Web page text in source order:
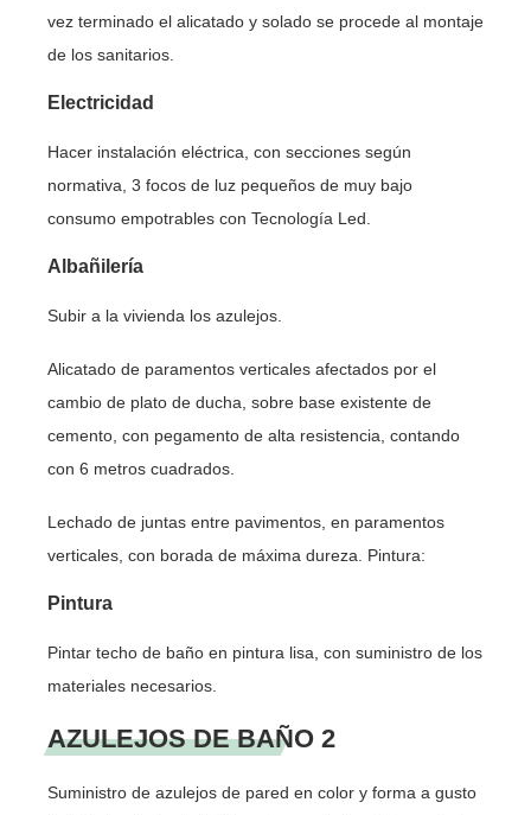
vez terminado el alicatado y solado se procede al montaje
de los sanitarios.
Electricidad
Hacer instalación eléctrica, con secciones según
normativa, 3 focos de luz pequeños de muy bajo
consumo empotrables con Tecnología Led.
Albañilería
Subir a la vivienda los azulejos.
Alicatado de paramentos verticales afectados por el
cambio de plato de ducha, sobre base existente de
cemento, con pegamento de alta resistencia, contando
con 6 metros cuadrados.
Lechado de juntas entre pavimentos, en paramentos
verticales, con borada de máxima dureza. Pintura:
Pintura
Pintar techo de baño en pintura lisa, con suministro de los
materiales necesarios.
AZULEJOS DE BAÑO 2
Suministro de azulejos de pared en color y forma a gusto